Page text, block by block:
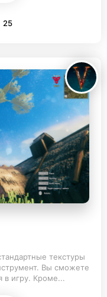
25
текстуры
Вы сможете
в игру. Кроме...